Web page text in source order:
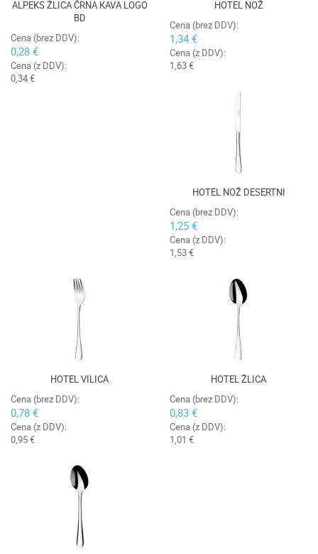
ALPEKS ŽLICA ČRNA KAVA LOGO
BD
Cena (brez DDV):
0,28 €
Cena (z DDV):
0,34 €
HOTEL NOŽ
Cena (brez DDV):
1,34 €
Cena (z DDV):
1,63 €
HOTEL NOŽ DESERTNI
Cena (brez DDV):
1,25 €
Cena (z DDV):
1,53 €
HOTEL VILICA
Cena (brez DDV):
0,78 €
Cena (z DDV):
0,95 €
HOTEL ŽLICA
Cena (brez DDV):
0,83 €
Cena (z DDV):
1,01 €